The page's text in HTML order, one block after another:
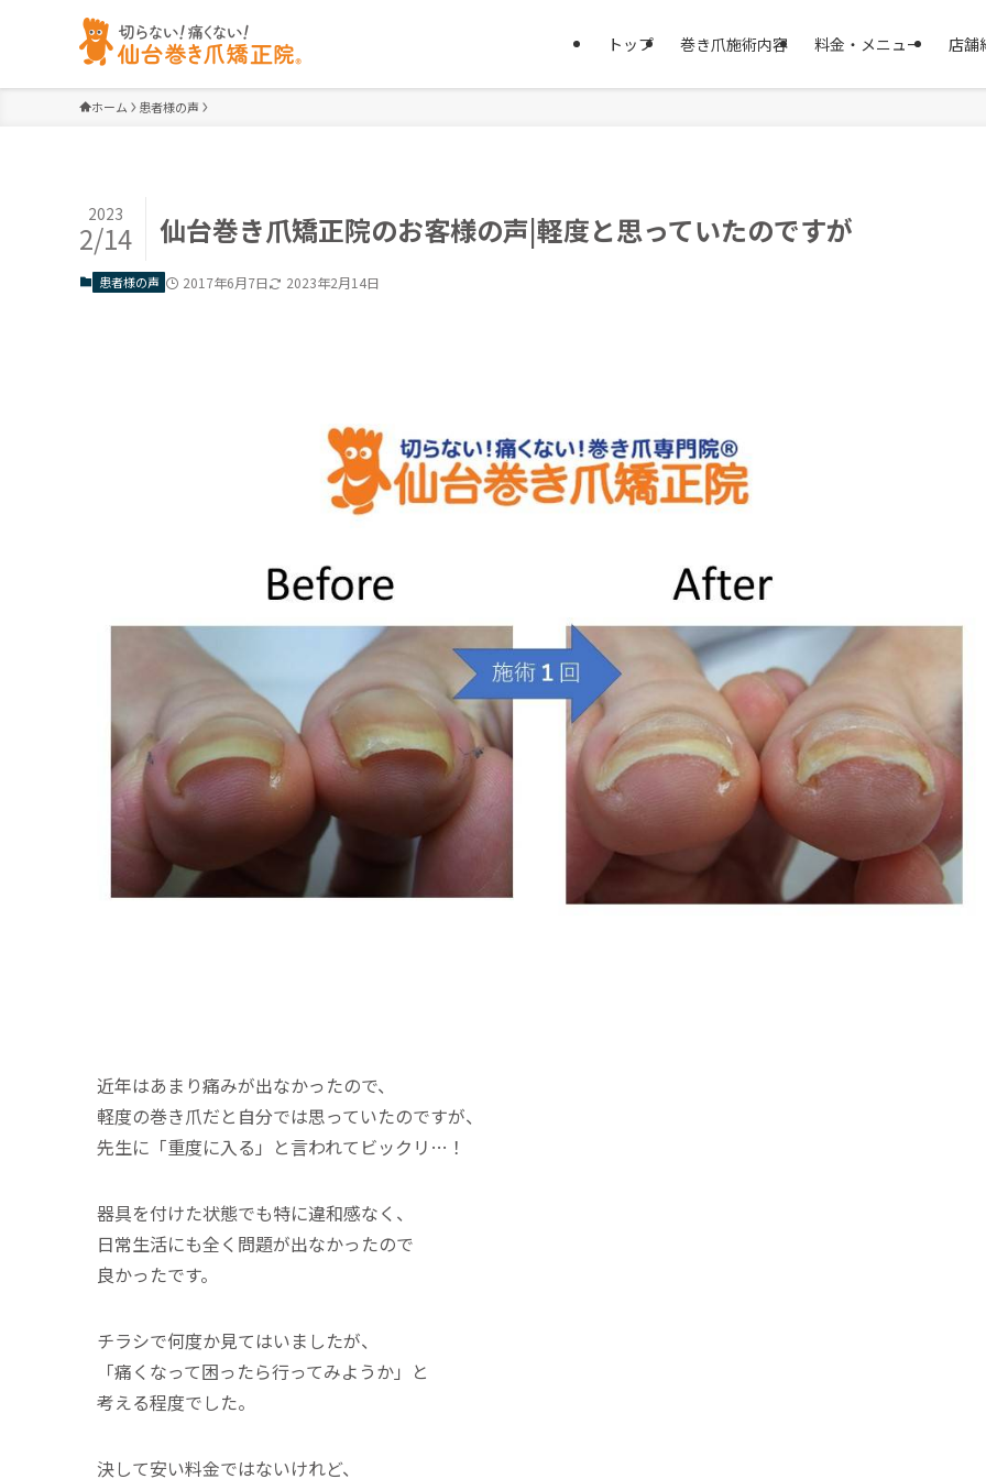
トップ 巻き爪施術内容 料金・メニュー 店舗
ホーム 患者様の声
仙台巻き爪矯正院のお客様の声|軽度と思っていたのですが
2023
2/14
患者様の声 2017年6月7日 2023年2月14日
近年はあまり痛みが出なかったので、
軽度の巻き爪だと自分では思っていたのですが、
先生に「重度に入る」と言われてビックリ…！
器具を付けた状態でも特に違和感なく、
日常生活にも全く問題が出なかったので
良かったです。
チラシで何度か見てはいましたが、
「痛くなって困ったら行ってみようか」と
考える程度でした。
決して安い料金ではないけれど、